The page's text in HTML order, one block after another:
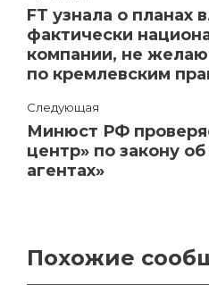
FT узнала о планах
фактически
компании, не
по кремлевским
Следующая
Минюст РФ
центр» по закону
агентах»
Похожие